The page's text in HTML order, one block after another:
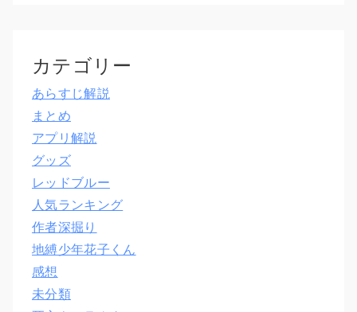
カテゴリー
あらすじ解説
まとめ
アプリ解説
グッズ
レッドブルー
人気ランキング
作者深掘り
地縛少年花子くん
感想
未分類